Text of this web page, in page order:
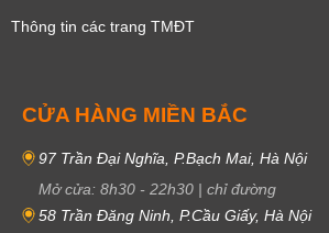
Thông tin các trang TMĐT
CỬA HÀNG MIỀN BẮC
97 Trần Đại Nghĩa, P.Bạch Mai, Hà Nội
Mở cửa: 8h30 - 22h30 | chỉ đường
58 Trần Đăng Ninh, P.Cầu Giấy, Hà Nội